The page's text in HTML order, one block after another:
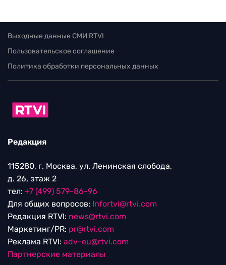
Выходные данные СМИ RTVI
Пользовательское соглашение
Политика обработки персональных данных
Редакция
115280, г. Москва, ул. Ленинская слобода,
д. 26, этаж 2
тел: +7 (499) 579-86-96
Для общих вопросов: Infortvi@rtvi.com
Редакция RTVI: news@rtvi.com
Маркетинг/PR: pr@rtvi.com
Реклама RTVI: adv-eu@rtvi.com
Партнерские материалы